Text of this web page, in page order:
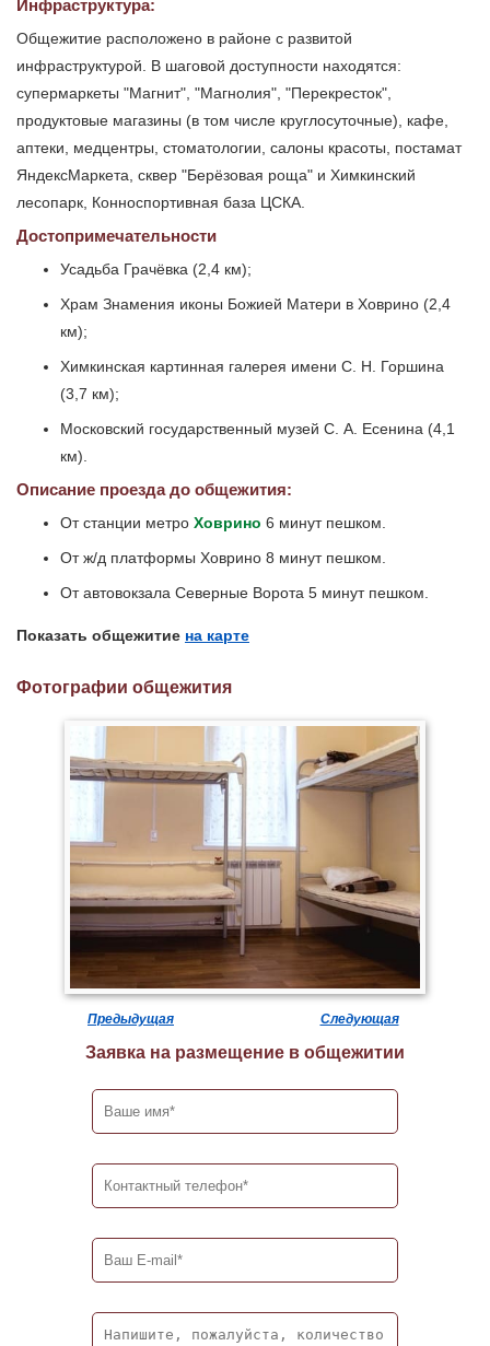
Инфраструктура:
Общежитие расположено в районе с развитой
инфраструктурой. В шаговой доступности находятся:
супермаркеты "Магнит", "Магнолия", "Перекресток",
продуктовые магазины (в том числе круглосуточные), кафе,
аптеки, медцентры, стоматологии, салоны красоты, постамат
ЯндексМаркета, сквер "Берёзовая роща" и Химкинский
лесопарк, Конноспортивная база ЦСКА.
Достопримечательности
Усадьба Грачёвка (2,4 км);
Храм Знамения иконы Божией Матери в Ховрино (2,4
км);
Химкинская картинная галерея имени С. Н. Горшина
(3,7 км);
Московский государственный музей С. А. Есенина (4,1
км).
Описание проезда до общежития:
От станции метро Ховрино 6 минут пешком.
От ж/д платформы Ховрино 8 минут пешком.
От автовокзала Северные Ворота 5 минут пешком.
Показать общежитие на карте
Фотографии общежития
Предыдущая Следующая
Заявка на размещение в общежитии